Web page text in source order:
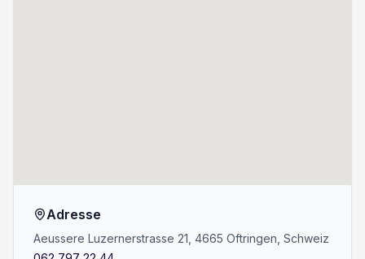
Adresse
Aeussere Luzernerstrasse 21, 4665 Oftringen, Schweiz